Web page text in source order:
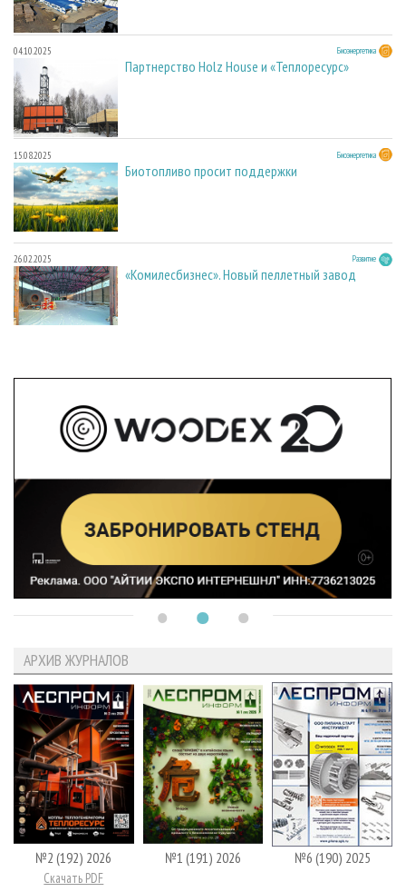
04.10.2025 Биоэнергетика
Партнерство Holz House и «Теплоресурс»
15.08.2025 Биоэнергетика
Биотопливо просит поддержки
26.02.2025 Развитие
«Комилесбизнес». Новый пеллетный завод
АРХИВ ЖУРНАЛОВ
№2 (192) 2026
Скачать PDF
№1 (191) 2026 №6 (190) 2025